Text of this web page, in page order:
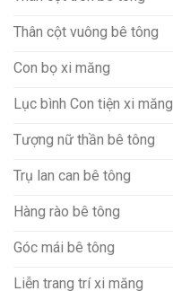
Thân cột vuông bê tông
Con bọ xi măng
Lục bình Con tiện xi măng
Tượng nữ thần bê tông
Trụ lan can bê tông
Hàng rào bê tông
Góc mái bê tông
Liễn trang trí xi măng